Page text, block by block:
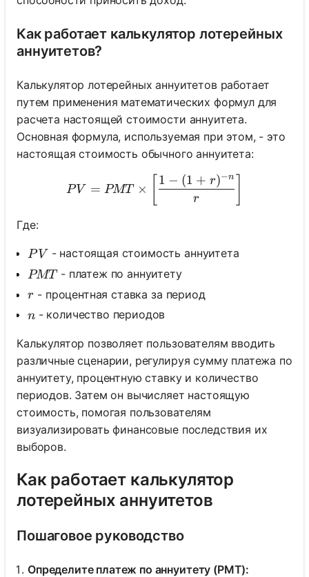
Как работает калькулятор лотерейных
аннуитетов?
Калькулятор лотерейных аннуитетов работает
путем применения математических формул для
расчета настоящей стоимости аннуитета.
Основная формула, используемая при этом, - это
настоящая стоимость обычного аннуитета:
PV = PMT \times \left[
PV = PMT ×
r
1 − (1 + r)−n
Где:
PV
PV - настоящая стоимость аннуитета
PMT
PMT - платеж по аннуитету
r
r - процентная ставка за период
n
n- количество периодов
Калькулятор позволяет пользователям вводить
различные сценарии, регулируя сумму платежа по
аннуитету, процентную ставку и количество
периодов. Затем он вычисляет настоящую
стоимость, помогая пользователям
визуализировать финансовые последствия их
выборов.
Как работает калькулятор
лотерейных аннуитетов
Пошаговое руководство
Определите платеж по аннуитету (PMT):